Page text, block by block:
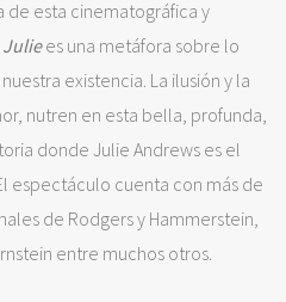
de esta cinematográfica y
Juliees una metáfora sobre lo
existencia. La ilusión y la
nutren en esta bella, profunda,
donde Julie Andrews es el
espectáculo cuenta con más de
de Rodgers y Hammerstein,
entre muchos otros.